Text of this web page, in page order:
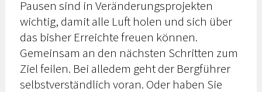
Pausen sind in Veränderungsprojekten
wichtig, damit alle Luft holen und sich über
das bisher Erreichte freuen können.
Gemeinsam an den nächsten Schritten zum
Ziel feilen. Bei alledem geht der Bergführer
selbstverständlich voran. Oder haben Sie